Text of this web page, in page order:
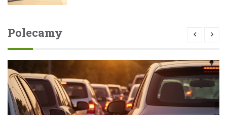
Polecamy